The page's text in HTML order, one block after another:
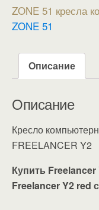
ZONE 51 кресла
ZONE 51
Описание
Описание
Кресло
FREELANCER Y2
Купить
Freelancer Y2 red